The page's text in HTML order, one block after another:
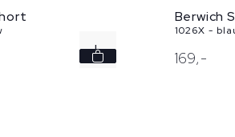
L
Berwich
1026X -
169,-